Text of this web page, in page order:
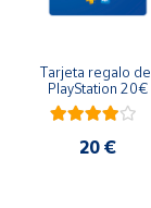
Tarjeta regalo de
PlayStation 20€
20 €